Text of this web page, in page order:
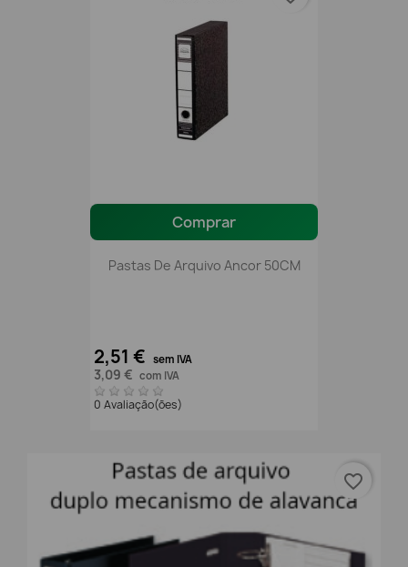
Comprar
Pastas De Arquivo Ancor 50CM
2,51 € sem IVA
3,09 € com IVA
0 Avaliação(ões)
favorite_border